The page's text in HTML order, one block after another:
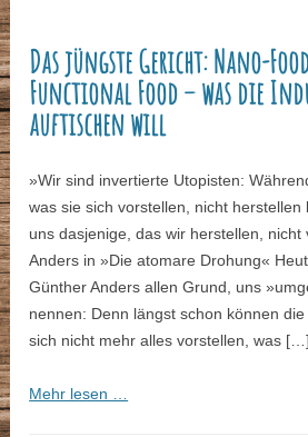
Das jüngste Gericht: Nano-
Functional Food – was die
auftischen will
»Wir sind invertierte Utopisten:
was sie sich vorstellen, nicht herstellen
uns dasjenige, das wir herstellen,
Anders in »Die atomare Drohung«
Günther Anders allen Grund, uns
nennen: Denn längst schon können
sich nicht mehr alles vorstellen, was […]
Mehr lesen …